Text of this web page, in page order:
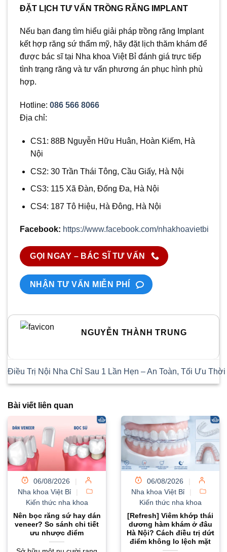
ĐẶT LỊCH TƯ VẤN TRỒNG RĂNG IMPLANT
Nếu bạn đang tìm hiểu giải pháp trồng răng Implant
kết hợp răng sứ thẩm mỹ, hãy đặt lịch thăm khám để
được bác sĩ tại Nha khoa Việt Bỉ đánh giá trực tiếp
tình trạng răng và tư vấn phương án phục hình phù
hợp.
Hotline: 086 566 8066
Địa chỉ:
CS1: 88B Nguyễn Hữu Huân, Hoàn Kiếm, Hà
Nội
CS2: 30 Trần Thái Tông, Cầu Giấy, Hà Nội
CS3: 115 Xã Đàn, Đống Đa, Hà Nội
CS4: 187 Tô Hiệu, Hà Đông, Hà Nội
Facebook: https://www.facebook.com/nhakhoavietbi
GỌI NGAY – BÁC SĨ TƯ VẤN
NHẬN TƯ VẤN MIỄN PHÍ
NGUYỄN THÀNH TRUNG
Bài viết liên quan
06/08/2026
Nha khoa Việt Bỉ
Kiến thức nha khoa
Bọc răng sứ bị hôi
miệng: Nguyên nhân gốc
rễ và giải pháp khắc
phục triệt để
04/08/2026
Nha khoa Việt Bỉ
Kiến thức nha khoa
Chữa tủy răng ở đâu tốt
Hà Nội? Địa chỉ điều trị
nội nha 1 lần hẹn không
đau